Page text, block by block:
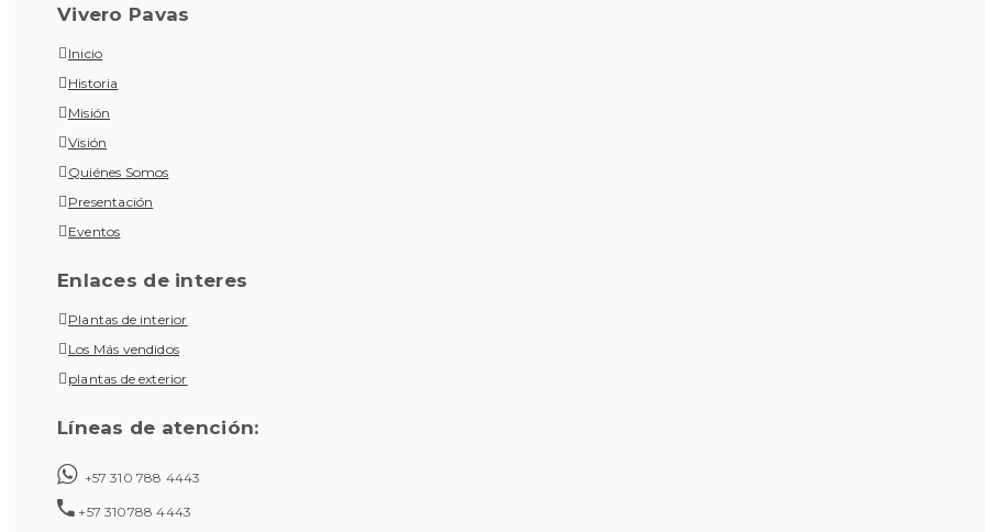
Vivero Pavas
Inicio
Historia
Misión
Visión
Quiénes Somos
Presentación
Eventos
Enlaces de interes
Plantas de interior
Los Más vendidos
plantas de exterior
Líneas de atención:
+57 310 788 4443
+57 310788 4443